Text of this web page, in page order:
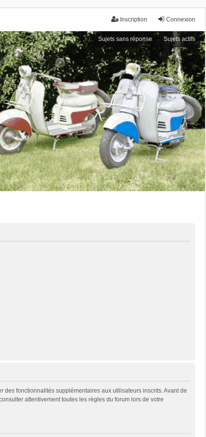
Connexion
Inscription
Sujets sans réponse Sujets actifs
des fonctionnalités supplémentaires aux utilisateurs inscrits. Avant de
attentivement toutes les règles du forum lors de votre